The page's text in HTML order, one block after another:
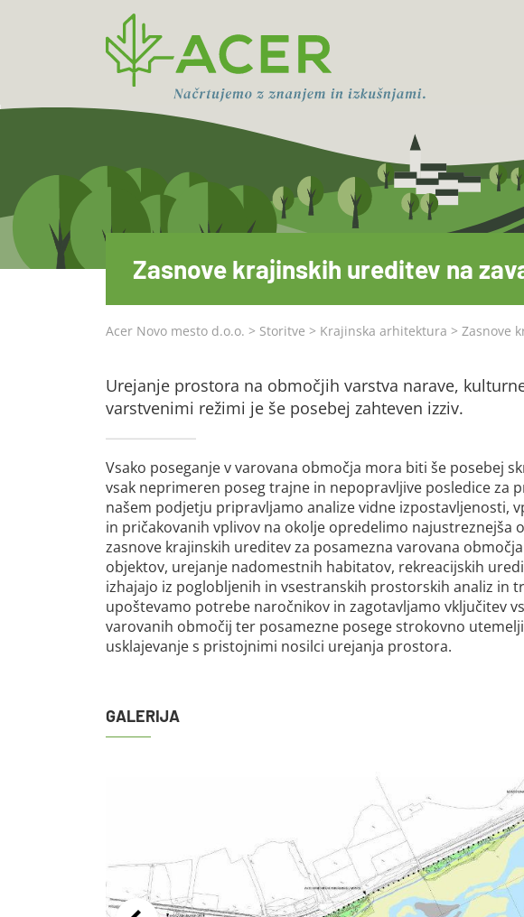
Zasnove krajinskih ureditev na
Acer Novo mesto d.o.o. > Storitve > Krajinska arhitektura > Zasnove
Urejanje prostora na območjih varstva narave,
varstvenimi režimi je še posebej zahteven izziv.
Vsako poseganje v varovana območja mora biti še posebej
vsak neprimeren poseg trajne in nepopravljive posledice za
našem podjetju pripravljamo analize vidne izpostavljenosti,
in pričakovanih vplivov na okolje opredelimo najustreznejša
zasnove krajinskih ureditev za posamezna varovana
objektov, urejanje nadomestnih habitatov, rekreacijskih
izhajajo iz poglobljenih in vsestranskih prostorskih analiz in
upoštevamo potrebe naročnikov in zagotavljamo vključitev
varovanih območij ter posamezne posege strokovno
usklajevanje s pristojnimi nosilci urejanja prostora.
GALERIJA